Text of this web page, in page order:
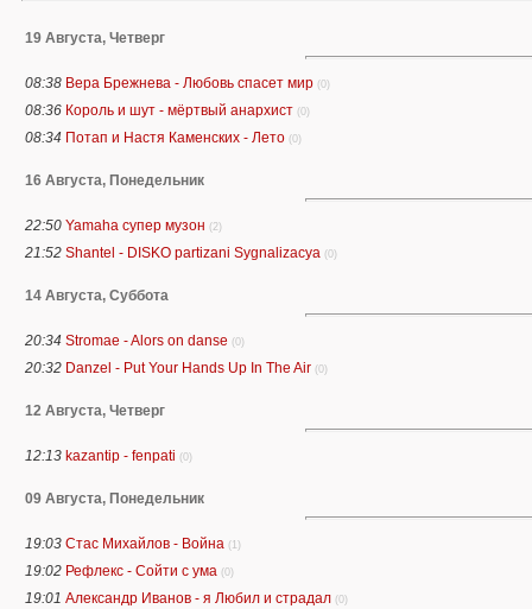
19 Августа, Четверг
08:38 Вера Брежнева - Любовь спасет мир (0)
08:36 Король и шут - мёртвый анархист (0)
08:34 Потап и Настя Каменских - Лето (0)
16 Августа, Понедельник
22:50 Yamaha супер музон (2)
21:52 Shantel - DISKO partizani Sygnalizacya (0)
14 Августа, Суббота
20:34 Stromae - Alors on danse (0)
20:32 Danzel - Put Your Hands Up In The Air (0)
12 Августа, Четверг
12:13 kazantip - fenpati (0)
09 Августа, Понедельник
19:03 Стас Михайлов - Война (1)
19:02 Рефлекс - Сойти с ума (0)
19:01 Александр Иванов - я Любил и страдал (0)